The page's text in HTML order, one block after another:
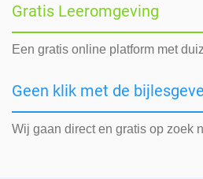
Gratis Leeromgeving
Een gratis online platform met
Geen klik met de
Wij gaan direct en gratis op zoek